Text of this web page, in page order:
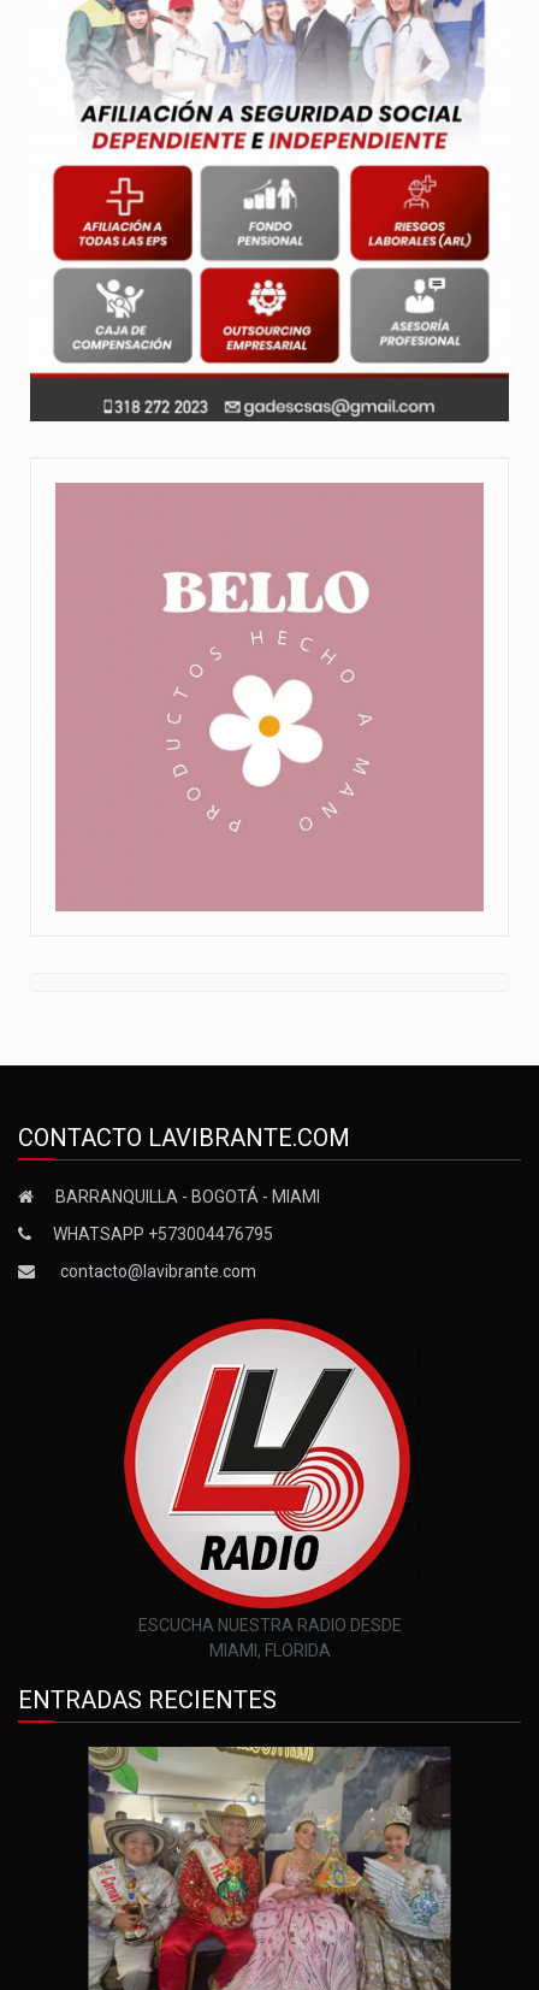
CONTACTO LAVIBRANTE.COM
BARRANQUILLA - BOGOTÁ - MIAMI
WHATSAPP +573004476795
contacto@lavibrante.com
ESCUCHA NUESTRA RADIO DESDE
MIAMI, FLORIDA
ENTRADAS RECIENTES